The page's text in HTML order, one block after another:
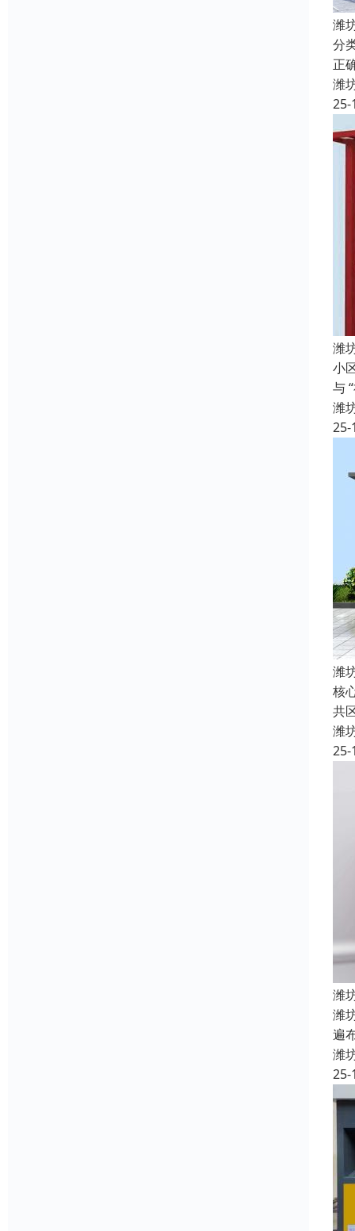
潍
分
正
潍
25-
潍
小
与
潍
25-
潍
核
共
潍
25-
潍
潍
遍
潍
25-